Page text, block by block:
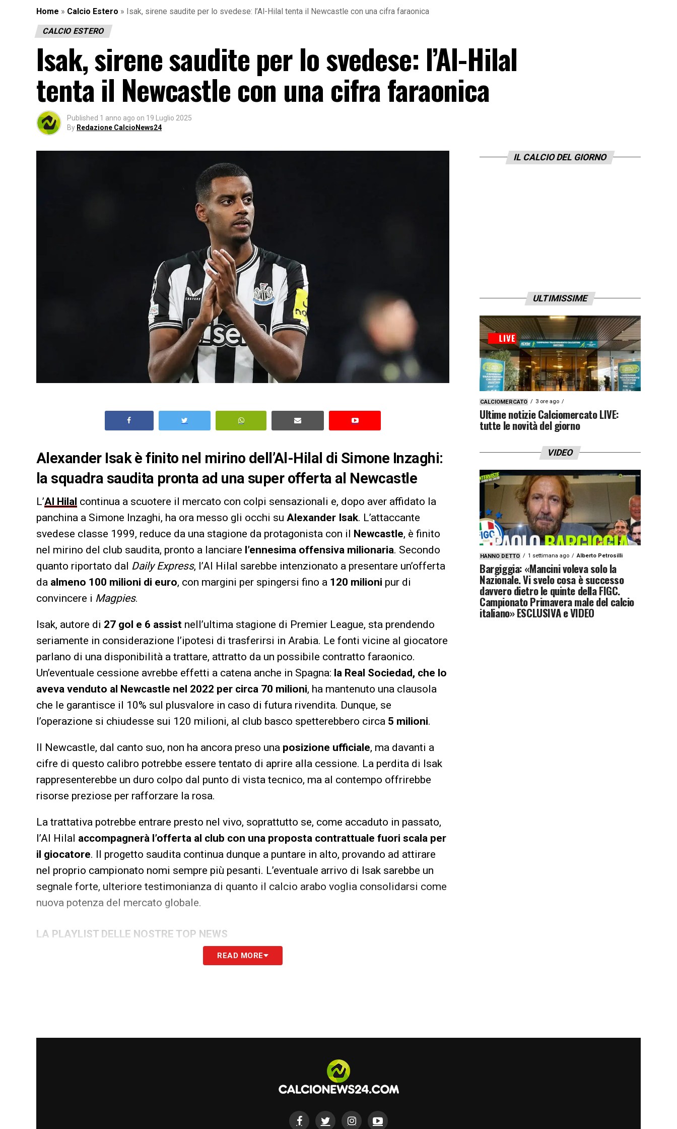
Home » Calcio Estero » Isak, sirene saudite per lo svedese: l’Al-Hilal tenta il Newcastle con una cifra faraonica
CALCIO ESTERO
Isak, sirene saudite per lo svedese: l’Al-Hilal
tenta il Newcastle con una cifra faraonica
Published 1 anno ago on 19 Luglio 2025
By Redazione CalcioNews24
Alexander Isak è finito nel mirino dell’Al-Hilal di Simone Inzaghi:
la squadra saudita pronta ad una super offerta al Newcastle
L’Al Hilal continua a scuotere il mercato con colpi sensazionali e, dopo aver affidato la
panchina a Simone Inzaghi, ha ora messo gli occhi su Alexander Isak. L’attaccante
svedese classe 1999, reduce da una stagione da protagonista con il Newcastle, è finito
nel mirino del club saudita, pronto a lanciare l’ennesima offensiva milionaria. Secondo
quanto riportato dal Daily Express, l’Al Hilal sarebbe intenzionato a presentare un’offerta
da almeno 100 milioni di euro, con margini per spingersi fino a 120 milioni pur di
convincere i Magpies.
Isak, autore di 27 gol e 6 assist nell’ultima stagione di Premier League, sta prendendo
seriamente in considerazione l’ipotesi di trasferirsi in Arabia. Le fonti vicine al giocatore
parlano di una disponibilità a trattare, attratto da un possibile contratto faraonico.
Un’eventuale cessione avrebbe effetti a catena anche in Spagna: la Real Sociedad, che lo
aveva venduto al Newcastle nel 2022 per circa 70 milioni, ha mantenuto una clausola
che le garantisce il 10% sul plusvalore in caso di futura rivendita. Dunque, se
l’operazione si chiudesse sui 120 milioni, al club basco spetterebbero circa 5 milioni.
Il Newcastle, dal canto suo, non ha ancora preso una posizione ufficiale, ma davanti a
cifre di questo calibro potrebbe essere tentato di aprire alla cessione. La perdita di Isak
rappresenterebbe un duro colpo dal punto di vista tecnico, ma al contempo offrirebbe
risorse preziose per rafforzare la rosa.
La trattativa potrebbe entrare presto nel vivo, soprattutto se, come accaduto in passato,
l’Al Hilal accompagnerà l’offerta al club con una proposta contrattuale fuori scala per
il giocatore. Il progetto saudita continua dunque a puntare in alto, provando ad attirare
nel proprio campionato nomi sempre più pesanti. L’eventuale arrivo di Isak sarebbe un
segnale forte, ulteriore testimonianza di quanto il calcio arabo voglia consolidarsi come
nuova potenza del mercato globale.
LA PLAYLIST DELLE NOSTRE TOP NEWS
READ MORE
IL CALCIO DEL GIORNO
ULTIMISSIME
CALCIOMERCATO 3 ore ago
Ultime notizie Calciomercato LIVE:
tutte le novità del giorno
VIDEO
HANNO DETTO 1 settimana ago Alberto Petrosilli
Bargiggia: «Mancini voleva solo la
Nazionale. Vi svelo cosa è successo
davvero dietro le quinte della FIGC.
Campionato Primavera male del calcio
italiano» ESCLUSIVA e VIDEO